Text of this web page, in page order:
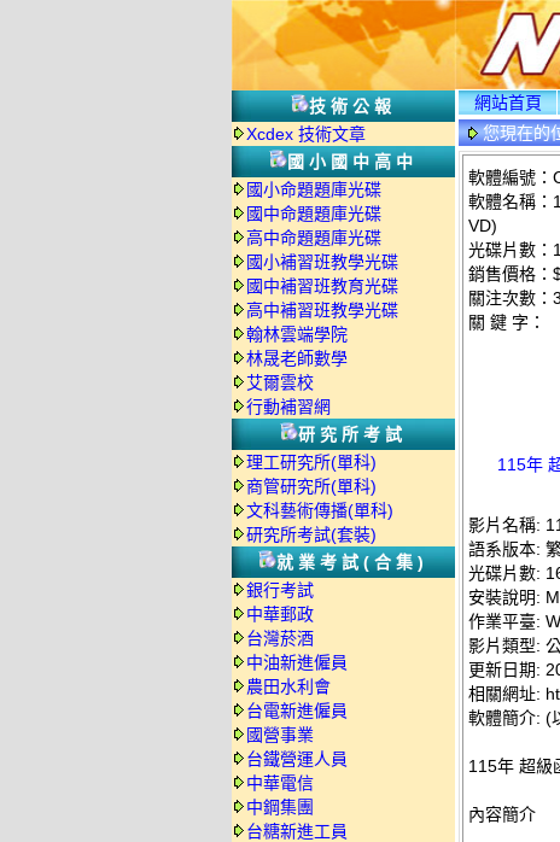
技術公報
Xcdex 技術文章
國小國中高中
國小命題題庫光碟
國中命題題庫光碟
高中命題題庫光碟
國小補習班教學光碟
國中補習班教育光碟
高中補習班教學光碟
翰林雲端學院
林晟老師數學
艾爾雲校
行動補習網
研究所考試
理工研究所(單科)
商管研究所(單科)
文科藝術傳播(單科)
研究所考試(套裝)
就業考試(合集)
銀行考試
中華郵政
台灣菸酒
中油新進僱員
農田水利會
台電新進僱員
國營事業
台鐵營運人員
中華電信
中鋼集團
台糖新進工員
網站首頁
您現在的
情
軟體編號：
軟體名稱：
VD)
光碟片數：
銷售價格：
關注次數：
關 鍵 字：
115年
影片名稱:
語系版本:
光碟片數:
安裝說明:
作業平臺:
影片類型:
更新日期:
相關網址:
軟體簡介: (
115年 超級
內容簡介